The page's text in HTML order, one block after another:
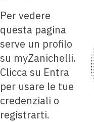
Per vedere
questa pagina
serve un profilo
su myZanichelli.
Clicca su Entra
per usare le tue
credenziali o
registrarti.